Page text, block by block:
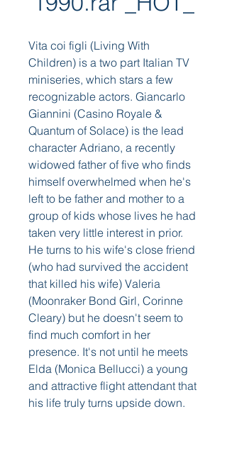
Vita coi figli (Living With
Children) is a two part Italian TV
miniseries, which stars a few
recognizable actors. Giancarlo
Giannini (Casino Royale &
Quantum of Solace) is the lead
character Adriano, a recently
widowed father of five who finds
himself overwhelmed when he's
left to be father and mother to a
group of kids whose lives he had
taken very little interest in prior.
He turns to his wife's close friend
(who had survived the accident
that killed his wife) Valeria
(Moonraker Bond Girl, Corinne
Cleary) but he doesn't seem to
find much comfort in her
presence. It's not until he meets
Elda (Monica Bellucci) a young
and attractive flight attendant that
his life truly turns upside down.